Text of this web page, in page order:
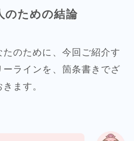
のための結論
のために、今回ご紹介す
ーラインを、箇条書きでざ
ます。